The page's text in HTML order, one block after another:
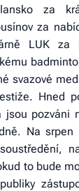
za
za
LUK za
svazové
Hned
jsou pozváni
Na srpen
to bude